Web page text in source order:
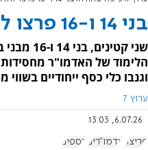
בני 14 ו-16 פרצו לחדר האדמו"ר
שני
הלימוד של האדמו"ר
וגנבו כלי כסף ייחודיים בשווי מוערך של
ערוץ 7
6.07.26, 13:03
פריצה אדמו"רים כספים